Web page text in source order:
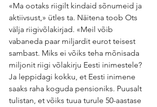
«Ma ootaks riigilt kindaid sõnumeid ja
aktiivsust,» ütles ta. Näitena toob Ots
välja riigivõlakirjad. «Meil võib
vabaneda paar miljardit eurot teisest
sambast. Miks ei võiks teha mõnisada
miljonit riigi võlakirju Eesti inimestele?
Ja leppidagi kokku, et Eesti inimene
saaks raha koguda pensioniks. Puusalt
tulistan, et võiks tuua turule 50-aastase